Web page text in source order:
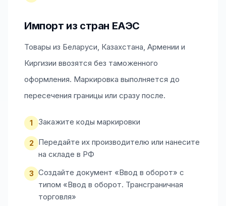
Импорт из стран ЕАЭС
Товары из Беларуси, Казахстана, Армении и
Киргизии ввозятся без таможенного
оформления. Маркировка выполняется до
пересечения границы или сразу после.
1 Закажите коды маркировки
2
Передайте их производителю или нанесите
на складе в РФ
3 Создайте документ «Ввод в оборот» с
типом «Ввод в оборот. Трансграничная
торговля»